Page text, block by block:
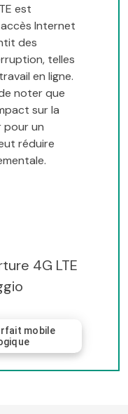
est
Internet
des
telles
en ligne.
noter que
sur la
pour un
réduire
4G LTE
mobile